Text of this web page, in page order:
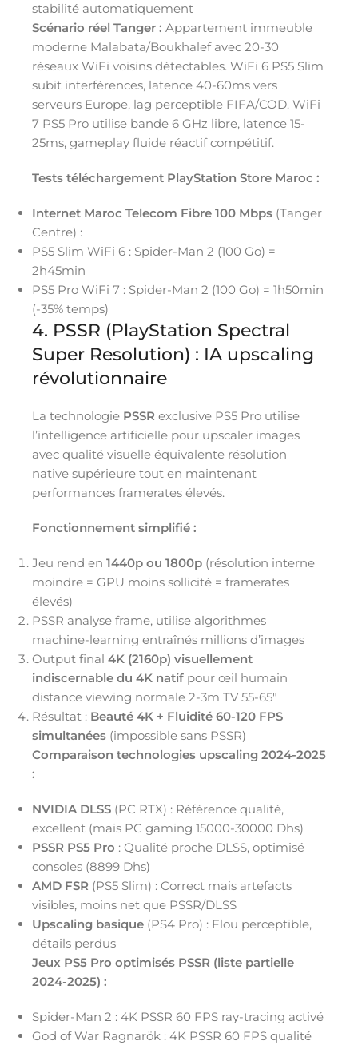
stabilité automatiquement
Scénario réel Tanger : Appartement immeuble
moderne Malabata/Boukhalef avec 20-30
réseaux WiFi voisins détectables. WiFi 6 PS5 Slim
subit interférences, latence 40-60ms vers
serveurs Europe, lag perceptible FIFA/COD. WiFi
7 PS5 Pro utilise bande 6 GHz libre, latence 15-
25ms, gameplay fluide réactif compétitif.
Tests téléchargement PlayStation Store Maroc :
Internet Maroc Telecom Fibre 100 Mbps (Tanger
Centre) :
PS5 Slim WiFi 6 : Spider-Man 2 (100 Go) =
2h45min
PS5 Pro WiFi 7 : Spider-Man 2 (100 Go) = 1h50min
(-35% temps)
4. PSSR (PlayStation Spectral
Super Resolution) : IA upscaling
révolutionnaire
La technologie PSSR exclusive PS5 Pro utilise
l’intelligence artificielle pour upscaler images
avec qualité visuelle équivalente résolution
native supérieure tout en maintenant
performances framerates élevés.
Fonctionnement simplifié :
Jeu rend en 1440p ou 1800p (résolution interne
moindre = GPU moins sollicité = framerates
élevés)
PSSR analyse frame, utilise algorithmes
machine-learning entraînés millions d’images
Output final 4K (2160p) visuellement
indiscernable du 4K natif pour œil humain
distance viewing normale 2-3m TV 55-65″
Résultat : Beauté 4K + Fluidité 60-120 FPS
simultanées (impossible sans PSSR)
Comparaison technologies upscaling 2024-2025
:
NVIDIA DLSS (PC RTX) : Référence qualité,
excellent (mais PC gaming 15000-30000 Dhs)
PSSR PS5 Pro : Qualité proche DLSS, optimisé
consoles (8899 Dhs)
AMD FSR (PS5 Slim) : Correct mais artefacts
visibles, moins net que PSSR/DLSS
Upscaling basique (PS4 Pro) : Flou perceptible,
détails perdus
Jeux PS5 Pro optimisés PSSR (liste partielle
2024-2025) :
Spider-Man 2 : 4K PSSR 60 FPS ray-tracing activé
God of War Ragnarök : 4K PSSR 60 FPS qualité